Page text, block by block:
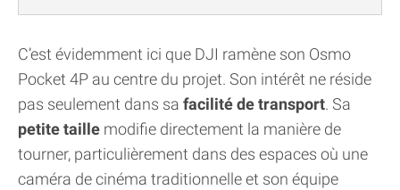
C’est évidemment ici que DJI ramène son Osmo
Pocket 4P au centre du projet. Son intérêt ne réside
pas seulement dans sa facilité de transport. Sa
petite taille modifie directement la manière de
tourner, particulièrement dans des espaces où une
caméra de cinéma traditionnelle et son équipe